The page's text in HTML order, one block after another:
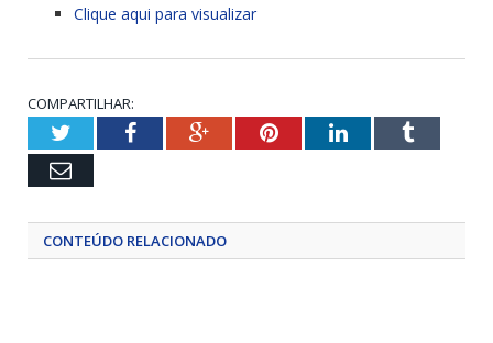
Clique aqui para visualizar
COMPARTILHAR:
TwitterFacebookGoogle+PinterestLinkedInTumblr
Email
CONTEÚDO RELACIONADO